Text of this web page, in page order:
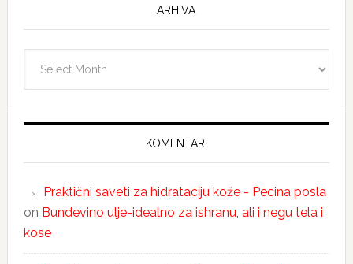
ARHIVA
KOMENTARI
Praktični saveti za hidrataciju kože - Pecina posla
on Bundevino ulje-idealno za ishranu, ali i negu tela i
kose